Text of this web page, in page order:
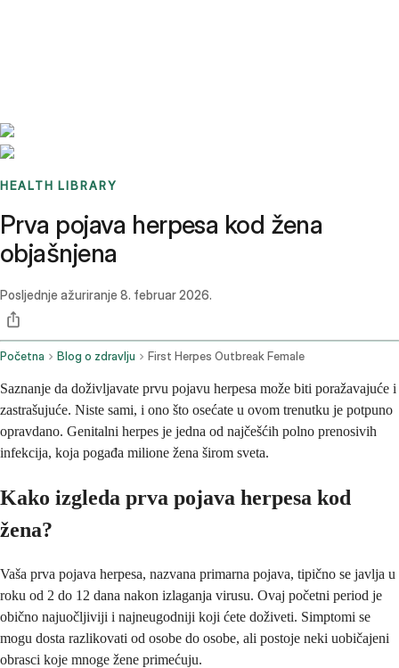
HEALTH LIBRARY
Prva pojava herpesa kod žena
objašnjena
Posljednje ažuriranje 8. februar 2026.
Početna Blog o zdravlju First Herpes Outbreak Female
Saznanje da doživljavate prvu pojavu herpesa može biti poražavajuće i
zastrašujuće. Niste sami, i ono što osećate u ovom trenutku je potpuno
opravdano. Genitalni herpes je jedna od najčešćih polno prenosivih
infekcija, koja pogađa milione žena širom sveta.
Kako izgleda prva pojava herpesa kod
žena?
Vaša prva pojava herpesa, nazvana primarna pojava, tipično se javlja u
roku od 2 do 12 dana nakon izlaganja virusu. Ovaj početni period je
obično najuočljiviji i najneugodniji koji ćete doživeti. Simptomi se
mogu dosta razlikovati od osobe do osobe, ali postoje neki uobičajeni
obrasci koje mnoge žene primećuju.